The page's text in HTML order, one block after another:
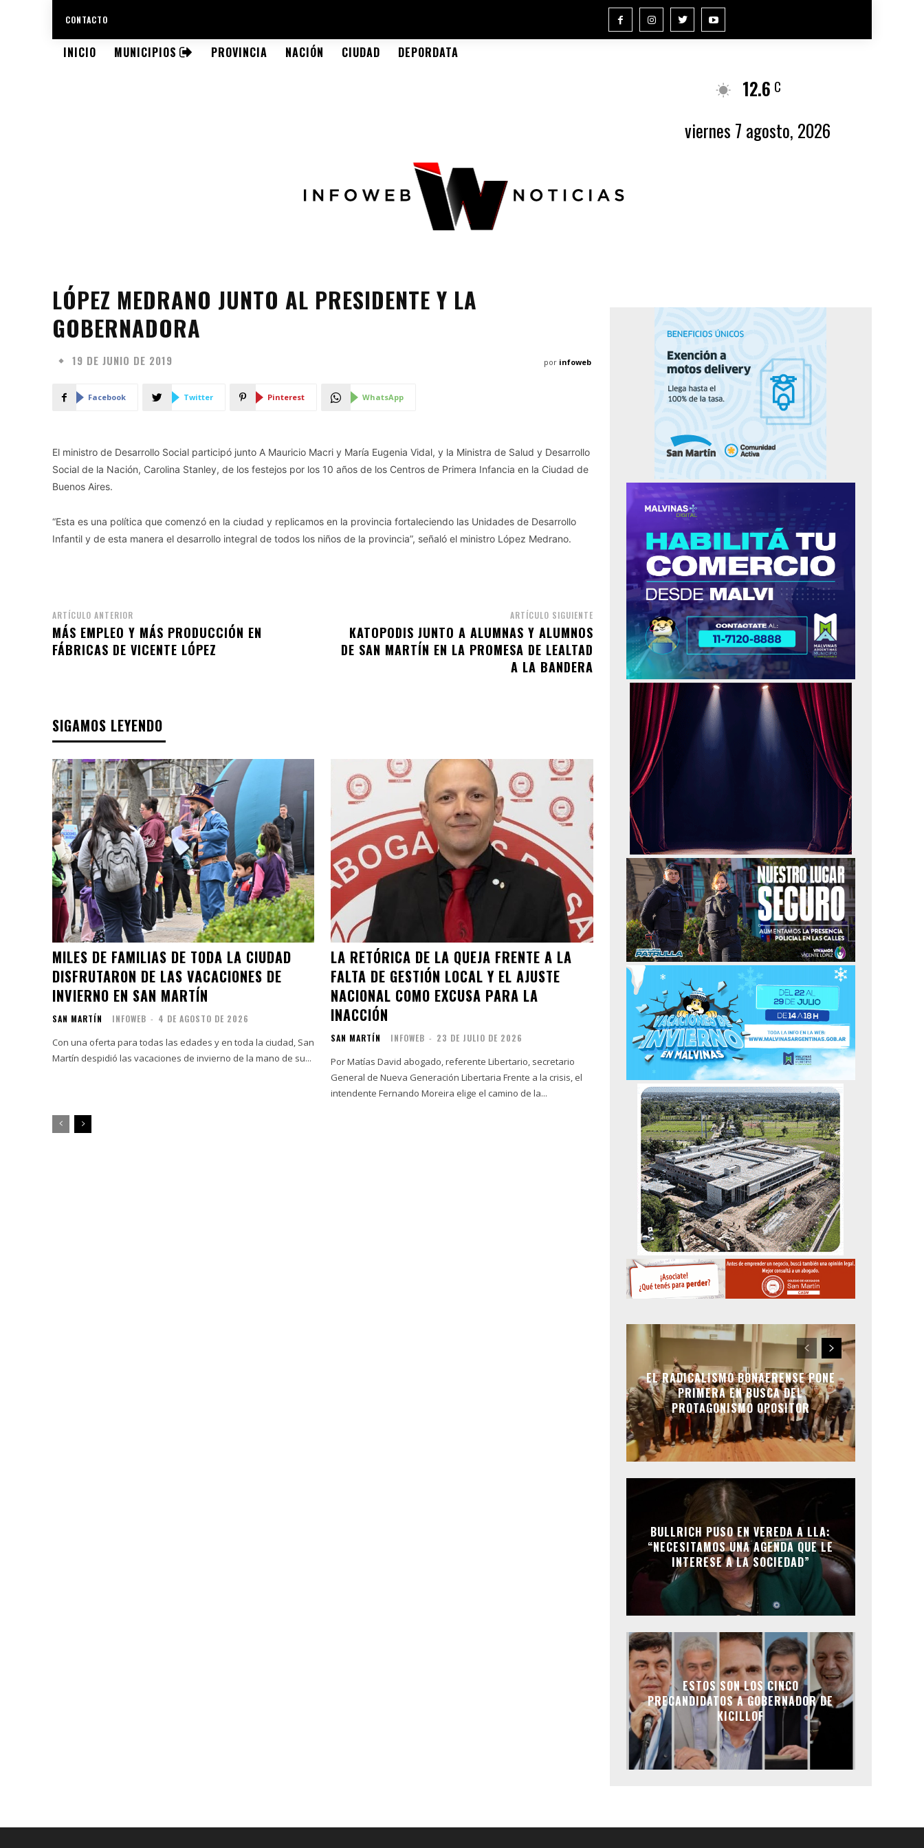
CONTACTO
INICIO MUNICIPIOS PROVINCIA NACIÓN CIUDAD DEPORDATA
12.6 C
viernes 7 agosto, 2026
LÓPEZ MEDRANO JUNTO AL PRESIDENTE Y LA
GOBERNADORA
19 DE JUNIO DE 2019 por infoweb
Facebook Twitter Pinterest WhatsApp
El ministro de Desarrollo Social participó junto A Mauricio Macri y María Eugenia Vidal, y la Ministra de Salud y Desarrollo
Social de la Nación, Carolina Stanley, de los festejos por los 10 años de los Centros de Primera Infancia en la Ciudad de
Buenos Aires.
“Esta es una política que comenzó en la ciudad y replicamos en la provincia fortaleciendo las Unidades de Desarrollo
Infantil y de esta manera el desarrollo integral de todos los niños de la provincia”, señaló el ministro López Medrano.
ARTÍCULO ANTERIOR
MÁS EMPLEO Y MÁS PRODUCCIÓN EN
FÁBRICAS DE VICENTE LÓPEZ
ARTÍCULO SIGUIENTE
KATOPODIS JUNTO A ALUMNAS Y ALUMNOS
DE SAN MARTÍN EN LA PROMESA DE LEALTAD
A LA BANDERA
SIGAMOS LEYENDO
MILES DE FAMILIAS DE TODA LA CIUDAD
DISFRUTARON DE LAS VACACIONES DE
INVIERNO EN SAN MARTÍN
SAN MARTÍN INFOWEB - 4 DE AGOSTO DE 2026
Con una oferta para todas las edades y en toda la ciudad, San
Martín despidió las vacaciones de invierno de la mano de su...
LA RETÓRICA DE LA QUEJA FRENTE A LA
FALTA DE GESTIÓN LOCAL Y EL AJUSTE
NACIONAL COMO EXCUSA PARA LA
INACCIÓN
SAN MARTÍN INFOWEB - 23 DE JULIO DE 2026
Por Matías David abogado, referente Libertario, secretario
General de Nueva Generación Libertaria Frente a la crisis, el
intendente Fernando Moreira elige el camino de la...
EL RADICALISMO BONAERENSE PONE
PRIMERA EN BUSCA DEL
PROTAGONISMO OPOSITOR
BULLRICH PUSO EN VEREDA A LLA:
“NECESITAMOS UNA AGENDA QUE LE
INTERESE A LA SOCIEDAD”
ESTOS SON LOS CINCO
PRECANDIDATOS A GOBERNADOR DE
KICILLOF